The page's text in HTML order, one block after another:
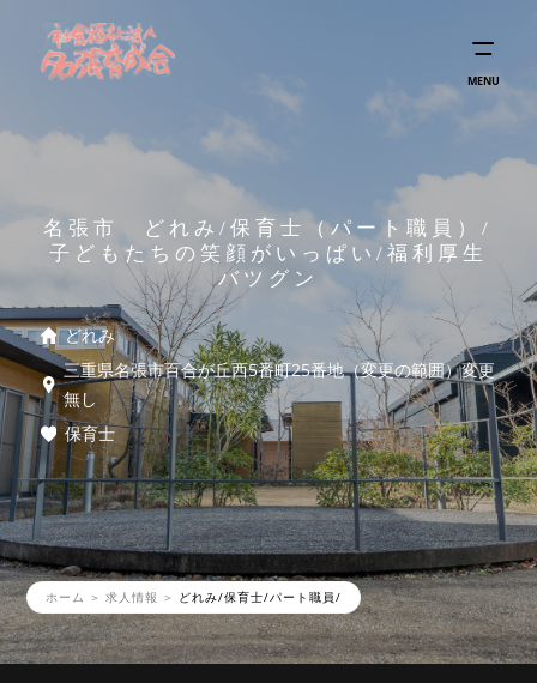
MENU
名張市 どれみ/保育士（パート職員）/
子どもたちの笑顔がいっぱい/福利厚生
バツグン
どれみ
三重県名張市百合が丘西5番町25番地（変更の範囲）変更
無し
保育士
ホーム 求人情報 どれみ/保育士/パート職員/